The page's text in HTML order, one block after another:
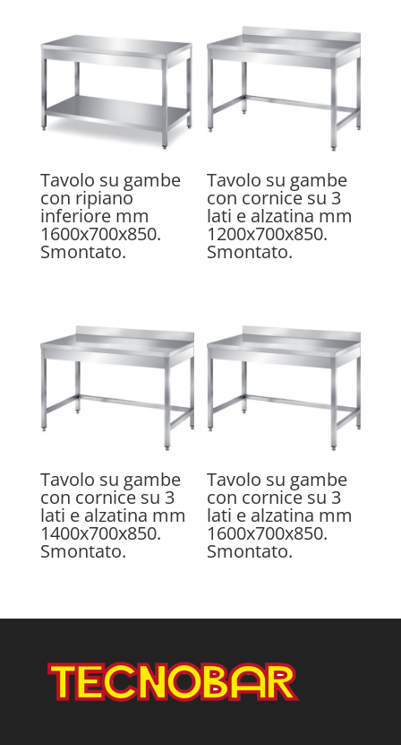
Tavolo su gambe
con ripiano
inferiore mm
1600x700x850.
Smontato.
Tavolo su gambe
con cornice su 3
lati e alzatina mm
1200x700x850.
Smontato.
Tavolo su gambe
con cornice su 3
lati e alzatina mm
1400x700x850.
Smontato.
Tavolo su gambe
con cornice su 3
lati e alzatina mm
1600x700x850.
Smontato.